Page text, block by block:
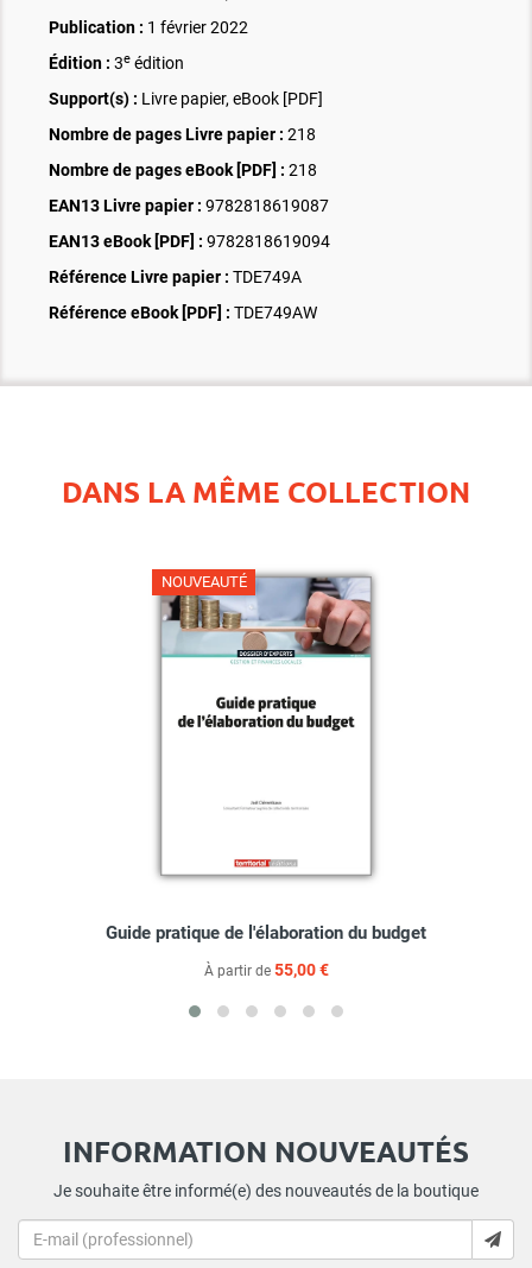
Publication : 1 février 2022
Édition : 3e édition
Support(s) : Livre papier, eBook [PDF]
Nombre de pages Livre papier : 218
Nombre de pages eBook [PDF] : 218
EAN13 Livre papier : 9782818619087
EAN13 eBook [PDF] : 9782818619094
Référence Livre papier : TDE749A
Référence eBook [PDF] : TDE749AW
DANS LA MÊME COLLECTION
NOUVEAUTÉ
Guide pratique de l'élaboration du budget
À partir de 55,00 €
INFORMATION NOUVEAUTÉS
Je souhaite être informé(e) des nouveautés de la boutique